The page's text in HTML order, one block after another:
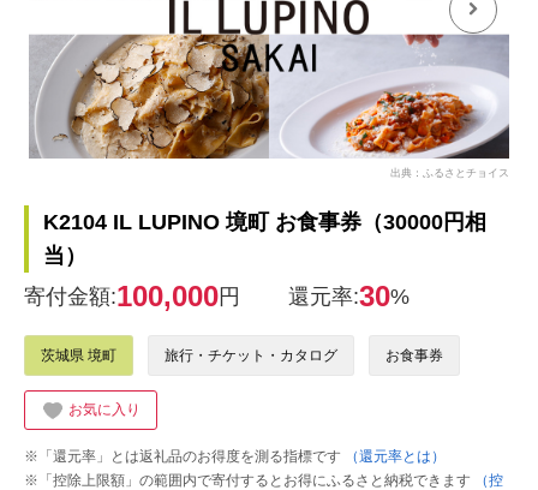
出典：ふるさとチョイス
K2104 IL LUPINO 境町 お食事券（30000円相
当）
寄付金額:100,000円 還元率:30%
茨城県 境町 旅行・チケット・カタログ お食事券
お気に入り
※「還元率」とは返礼品のお得度を測る指標です
（還元率とは）
※「控除上限額」の範囲内で寄付するとお得にふるさと納税できます
（控